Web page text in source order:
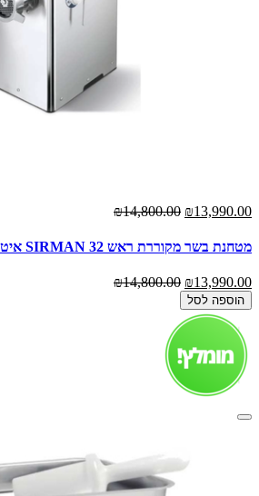
₪13,990.00
₪14,800.00
מטחנת בשר מקוררת ראש 32 SIRMAN איטליה
₪13,990.00
₪14,800.00
הוספה לסל